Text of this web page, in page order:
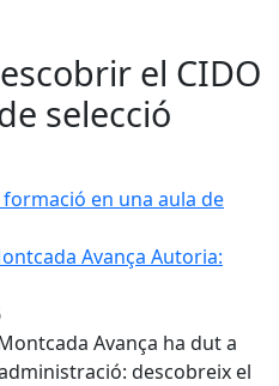
el CIDO
selecció
en una aula de
Avança Autoria:
Avança ha dut a
descobreix el